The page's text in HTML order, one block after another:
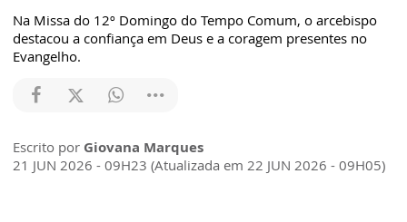
Na Missa do 12º Domingo do Tempo Comum, o arcebispo
destacou a confiança em Deus e a coragem presentes no
Evangelho.
Escrito por Giovana Marques
21 JUN 2026 - 09H23 (Atualizada em 22 JUN 2026 - 09H05)